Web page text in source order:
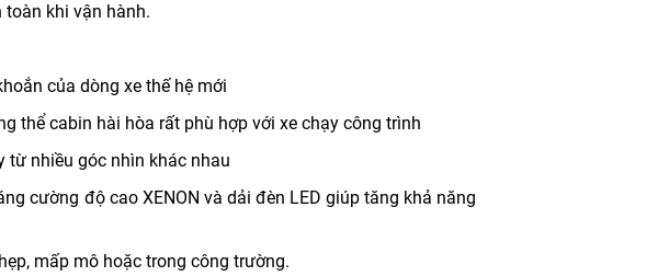
khi vận hành.
của dòng xe thế hệ mới
thể cabin hài hòa rất phù hợp với xe chạy công trình
từ nhiều góc nhìn khác nhau
cường độ cao XENON và dải đèn LED giúp tăng khả năng
mấp mô hoặc trong công trường.